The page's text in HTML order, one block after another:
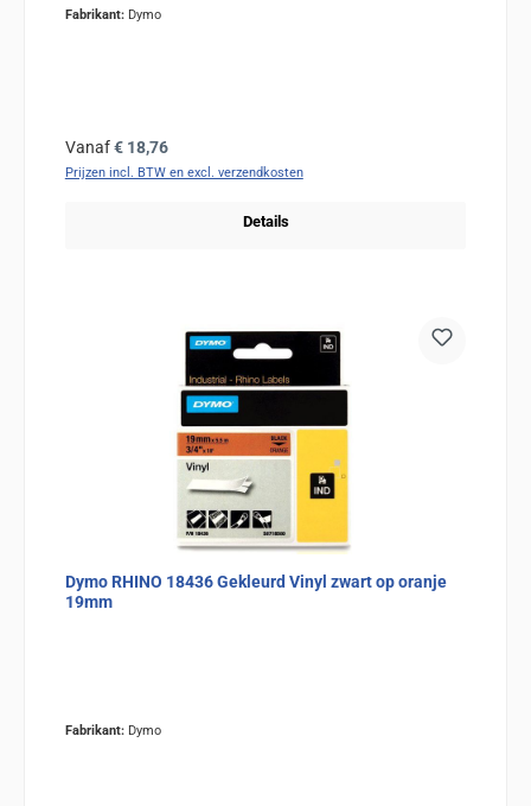
Fabrikant: Dymo
Normale prijs:
Vanaf€ 18,76
Prijzen incl. BTW en excl. verzendkosten
Details
Dymo RHINO 18436 Gekleurd Vinyl zwart op oranje
19mm
Fabrikant: Dymo